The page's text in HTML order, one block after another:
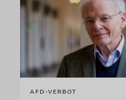
AFD-VERBOT